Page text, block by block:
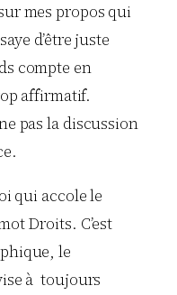
mes propos qui
d’être juste
compte en
affirmatif.
pas la discussion
qui accole le
Droits. C’est
le
à toujours